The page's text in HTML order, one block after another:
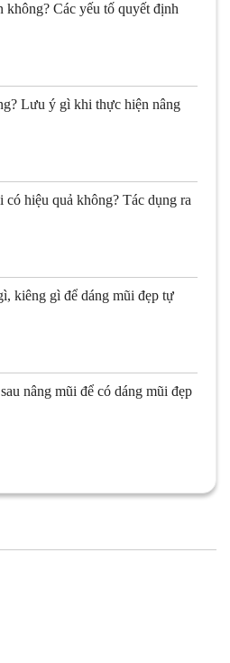
Các yếu tố quyết định
Lưu ý gì khi thực hiện nâng
hiệu quả không? Tác dụng ra
kiêng gì để dáng mũi đẹp tự
nâng mũi để có dáng mũi đẹp